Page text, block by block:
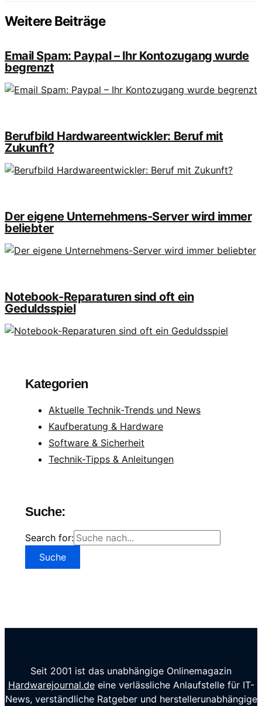
Weitere Beiträge
Email Spam: Paypal – Ihr Kontozugang wurde
begrenzt
Berufbild Hardwareentwickler: Beruf mit
Zukunft?
Der eigene Unternehmens-Server wird immer
beliebter
Notebook-Reparaturen sind oft ein
Geduldsspiel
Kategorien
Aktuelle Technik-Trends und News
Kaufberatung & Hardware
Software & Sicherheit
Technik-Tipps & Anleitungen
Suche:
Search for:
Seit 2001 ist das unabhängige Onlinemagazin
Hardwarejournal.deeine verlässliche Anlaufstelle für IT-
News, verständliche Ratgeber und herstellerunabhängige